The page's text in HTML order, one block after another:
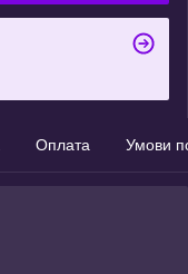
Оплата Умови